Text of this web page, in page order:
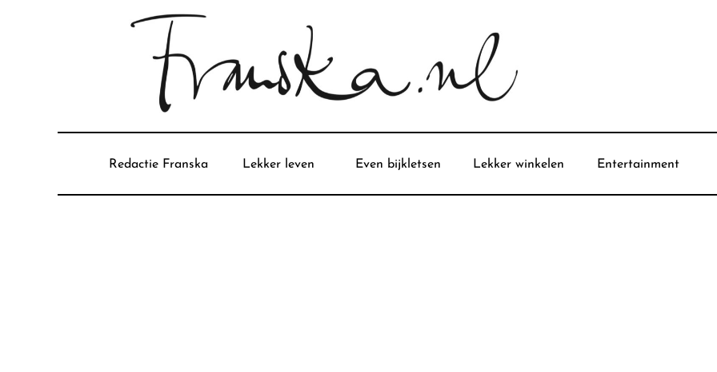
Redactie Franska Lekker leven Even bijkletsen Lekker winkelen Entertainment